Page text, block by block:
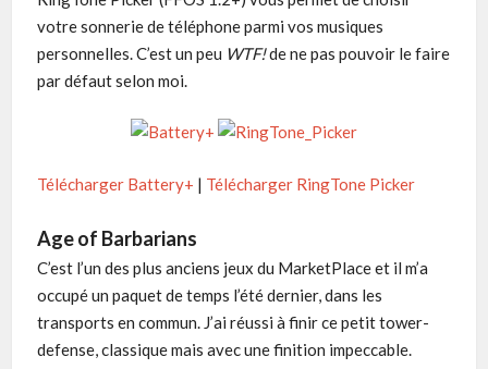
votre sonnerie de téléphone parmi vos musiques
personnelles. C’est un peu WTF!de ne pas pouvoir le faire
par défaut selon moi.
Télécharger Battery+ | Télécharger RingTone Picker
Age of Barbarians
C’est l’un des plus anciens jeux du MarketPlace et il m’a
occupé un paquet de temps l’été dernier, dans les
transports en commun. J’ai réussi à finir ce petit tower-
defense, classique mais avec une finition impeccable.